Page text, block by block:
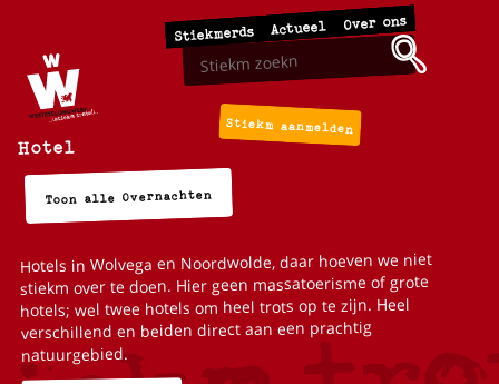
Stiekmerds Actueel Over ons
Stiekm aanmelden
Hotel
Toon alle Overnachten
Hotels in Wolvega en Noordwolde, daar hoeven we niet
stiekm over te doen. Hier geen massatoerisme of grote
hotels; wel twee hotels om heel trots op te zijn. Heel
verschillend en beiden direct aan een prachtig
natuurgebied.